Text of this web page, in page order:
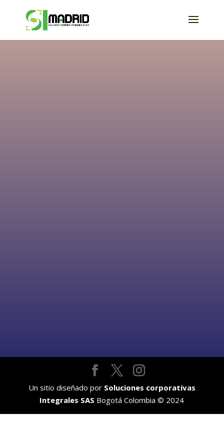
Un sitio diseñado por Soluciones corporativas
Integrales SAS Bogotá Colombia © 2024